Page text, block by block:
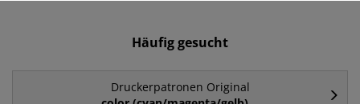
Häufig gesucht
Druckerpatronen Original